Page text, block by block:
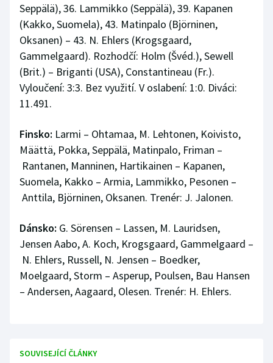
Seppälä), 36. Lammikko (Seppälä), 39. Kapanen
(Kakko, Suomela), 43. Matinpalo (Björninen,
Oksanen) – 43. N. Ehlers (Krogsgaard,
Gammelgaard). Rozhodčí: Holm (Švéd.), Sewell
(Brit.) – Briganti (USA), Constantineau (Fr.).
Vyloučení: 3:3. Bez využití. V oslabení: 1:0. Diváci:
11.491.
Finsko: Larmi – Ohtamaa, M. Lehtonen, Koivisto,
Määttä, Pokka, Seppälä, Matinpalo, Friman –
Rantanen, Manninen, Hartikainen – Kapanen,
Suomela, Kakko – Armia, Lammikko, Pesonen –
Anttila, Björninen, Oksanen. Trenér: J. Jalonen.
Dánsko: G. Sörensen – Lassen, M. Lauridsen,
Jensen Aabo, A. Koch, Krogsgaard, Gammelgaard –
N. Ehlers, Russell, N. Jensen – Boedker,
Moelgaard, Storm – Asperup, Poulsen, Bau Hansen
– Andersen, Aagaard, Olesen. Trenér: H. Ehlers.
SOUVISEJÍCÍ ČLÁNKY